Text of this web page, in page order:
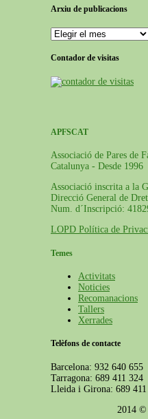
Arxiu de publicacions
Contador de visitas
APFSCAT
Associació de Pares de
Catalunya - Desde 1996
Associació inscrita a la
Direcció General de
Num. d´Inscripció:
LOPD Política de
Temes
Activitats
Noticies
Recomanacions
Tallers
Xerrades
Telèfons de contacte
Barcelona: 932 640 655
Tarragona: 689 411 324
Lleida i Girona: 689
2014 ©